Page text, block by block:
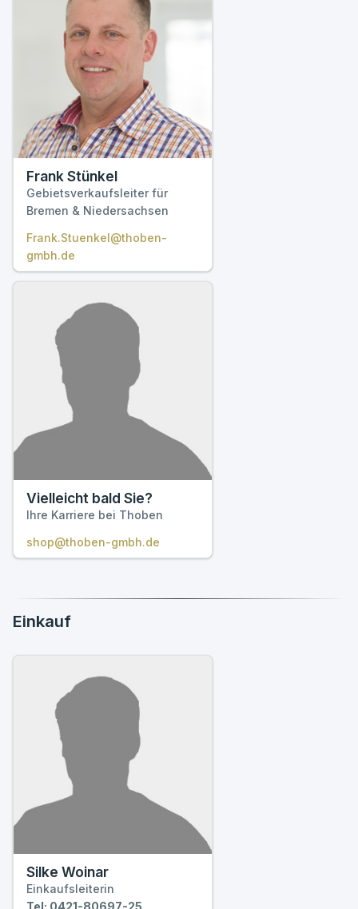
Frank Stünkel
Gebietsverkaufsleiter für
Bremen & Niedersachsen
Frank.Stuenkel@thoben-
gmbh.de
Vielleicht bald Sie?
Ihre Karriere bei Thoben
shop@thoben-gmbh.de
Einkauf
Silke Woinar
Einkaufsleiterin
Tel: 0421-80697-25